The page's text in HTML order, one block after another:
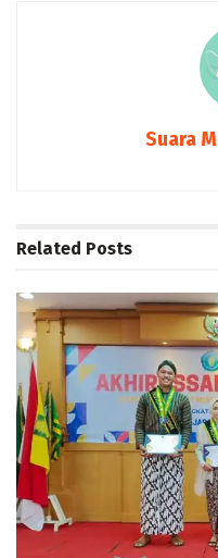
Suara
Related Posts